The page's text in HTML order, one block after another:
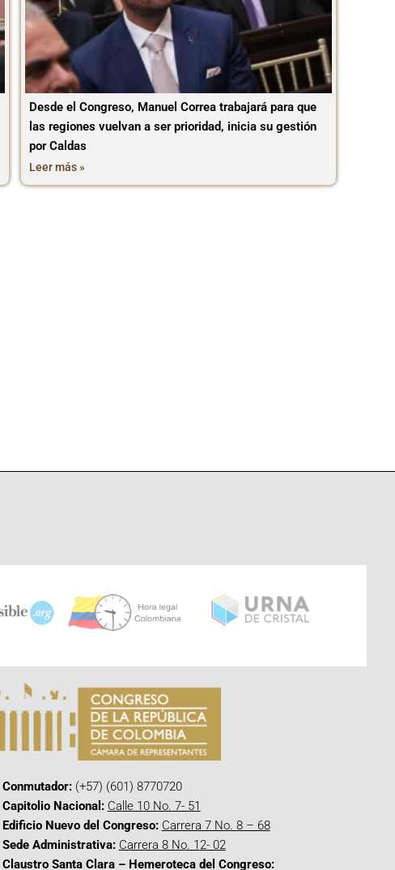
Desde el Congreso, Manuel Correa trabajará para que
las regiones vuelvan a ser prioridad, inicia su gestión
por Caldas
Leer más »
Conmutador:(+57) (601) 8770720
Capitolio Nacional: Calle 10 No. 7- 51
Edificio Nuevo del Congreso: Carrera 7 No. 8 – 68
Sede Administrativa: Carrera 8 No. 12- 02
Claustro Santa Clara – Hemeroteca del Congreso: